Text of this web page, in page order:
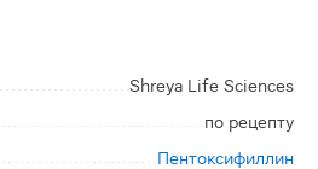
Shreya Life Sciences
по рецепту
Пентоксифиллин